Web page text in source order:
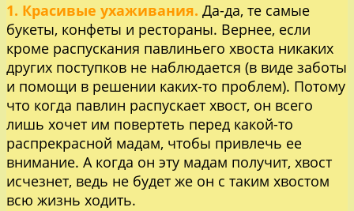
1. Красивые ухаживания. Да-да, те самые
букеты, конфеты и рестораны. Вернее, если
кроме распускания павлиньего хвоста никаких
других поступков не наблюдается (в виде заботы
и помощи в решении каких-то проблем). Потому
что когда павлин распускает хвост, он всего
лишь хочет им повертеть перед какой-то
распрекрасной мадам, чтобы привлечь ее
внимание. А когда он эту мадам получит, хвост
исчезнет, ведь не будет же он с таким хвостом
всю жизнь ходить.